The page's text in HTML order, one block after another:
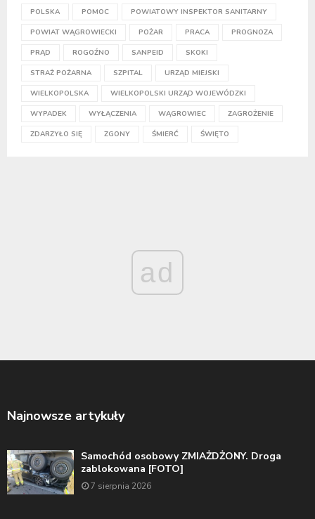
POLSKA POMOC POWIATOWY INSPEKTOR SANITARNY
POWIAT WĄGROWIECKI POŻAR PRACA PROGNOZA
PRĄD ROGOŹNO SANPEID SKOKI
STRAŻ POŻARNA SZPITAL URZĄD MIEJSKI
WIELKOPOLSKA WIELKOPOLSKI URZĄD WOJEWÓDZKI
WYPADEK WYŁĄCZENIA WĄGROWIEC ZAGROŻENIE
ZDARZYŁO SIĘ ZGONY ŚMIERĆ ŚWIĘTO
ad
Najnowsze artykuły
Samochód osobowy ZMIAŻDŻONY. Droga
zablokowana [FOTO]
7 sierpnia 2026